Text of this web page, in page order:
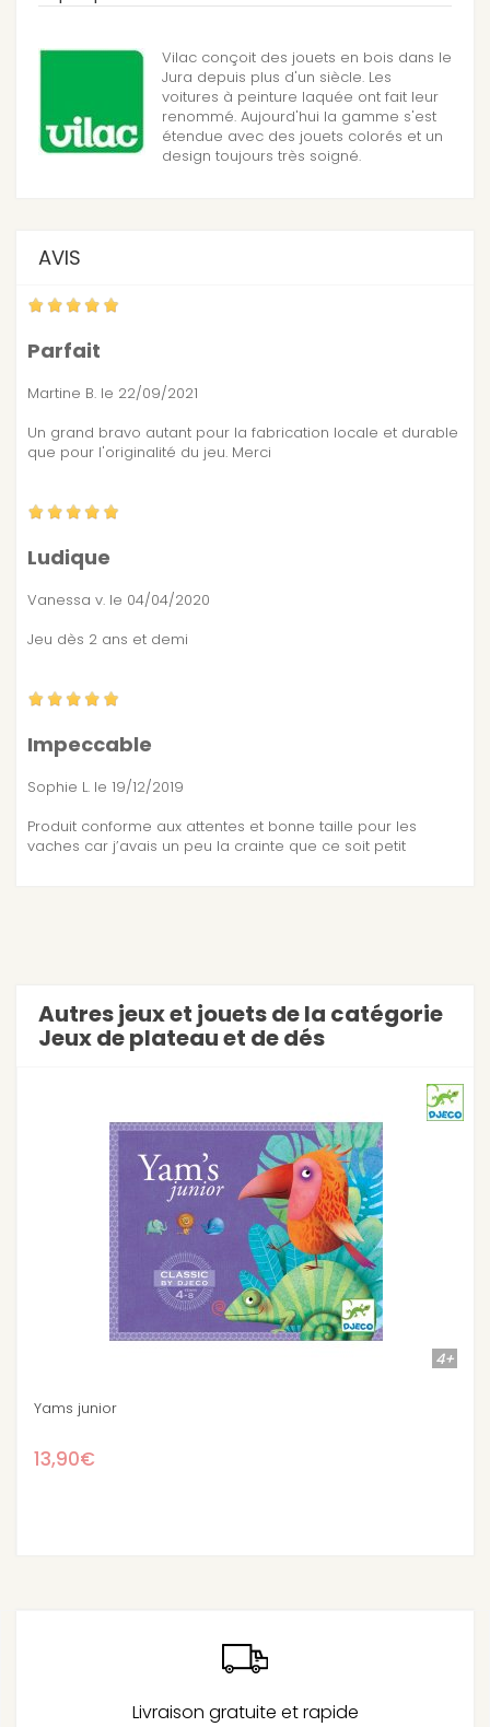
Vilac conçoit des jouets en bois dans le
Jura depuis plus d'un siècle. Les
voitures à peinture laquée ont fait leur
renommé. Aujourd'hui la gamme s'est
étendue avec des jouets colorés et un
design toujours très soigné.
AVIS
Parfait
Martine B. le 22/09/2021
Un grand bravo autant pour la fabrication locale et durable
que pour l'originalité du jeu. Merci
Ludique
Vanessa v. le 04/04/2020
Jeu dès 2 ans et demi
Impeccable
Sophie L. le 19/12/2019
Produit conforme aux attentes et bonne taille pour les
vaches car j’avais un peu la crainte que ce soit petit
Autres jeux et jouets de la catégorie
Jeux de plateau et de dés
Livraison gratuite et rapide